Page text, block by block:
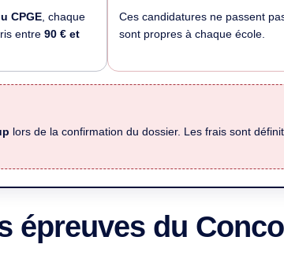
CPGE, chaque
entre 90 € et
Ces candidatures ne passent
sont propres à chaque école.
lors de la confirmation du dossier. Les frais sont
épreuves du